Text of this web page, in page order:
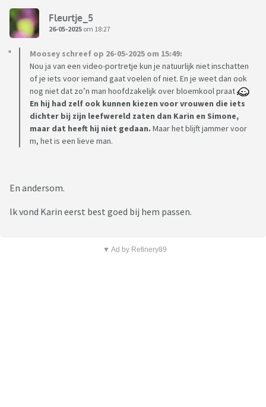
Fleurtje_5
26-05-2025 om 18:27
Moosey schreef op 26-05-2025 om 15:49:
Nou ja van een video-portretje kun je natuurlijk niet inschatten
of je iets voor iemand gaat voelen of niet. En je weet dan ook
nog niet dat zo’n man hoofdzakelijk over bloemkool praat
En hij had zelf ook kunnen kiezen voor vrouwen die iets
dichter bij zijn leefwereld zaten dan Karin en Simone,
maar dat heeft hij niet gedaan. Maar het blijft jammer voor
m, het is een lieve man.
En andersom.
Ik vond Karin eerst best goed bij hem passen.
▼ Ad by Refinery89